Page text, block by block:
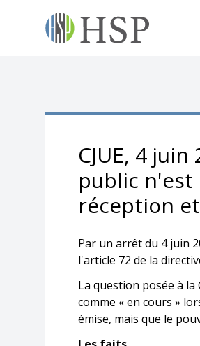
CJUE, 4
public n'est
réception
Par un arrêt du 4 juin
l'article 72 de la
La question posée à
comme « en cours »
émise, mais que le